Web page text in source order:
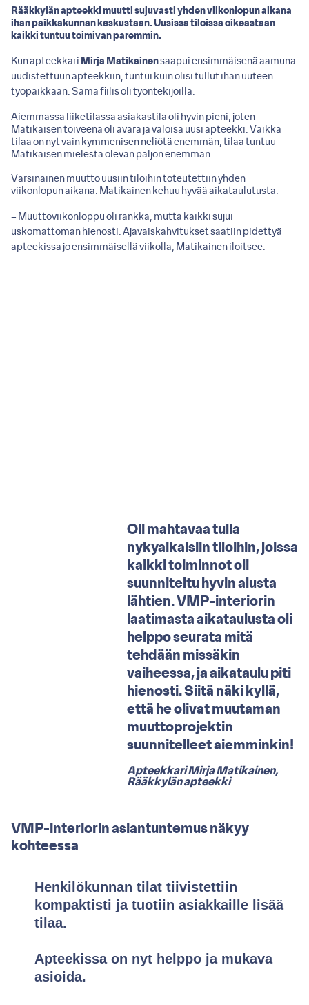
Rääkkylän apteekki muutti sujuvasti yhden viikonlopun aikana
ihan paikkakunnan keskustaan. Uusissa tiloissa oikeastaan
kaikki tuntuu toimivan paremmin.
Kun apteekkari Mirja Matikainensaapui ensimmäisenä aamuna
uudistettuun apteekkiin, tuntui kuin olisi tullut ihan uuteen
työpaikkaan. Sama fiilis oli työntekijöillä.
Aiemmassa liiketilassa asiakastila oli hyvin pieni, joten
Matikaisen toiveena oli avara ja valoisa uusi apteekki. Vaikka
tilaa on nyt vain kymmenisen neliötä enemmän, tilaa tuntuu
Matikaisen mielestä olevan paljon enemmän.
Varsinainen muutto uusiin tiloihin toteutettiin yhden
viikonlopun aikana. Matikainen kehuu hyvää aikataulutusta.
– Muuttoviikonloppu oli rankka, mutta kaikki sujui
uskomattoman hienosti. Ajavaiskahvitukset saatiin pidettyä
apteekissa jo ensimmäisellä viikolla, Matikainen iloitsee.
Oli mahtavaa tulla
nykyaikaisiin tiloihin, joissa
kaikki toiminnot oli
suunniteltu hyvin alusta
lähtien. VMP-interiorin
laatimasta aikataulusta oli
helppo seurata mitä
tehdään missäkin
vaiheessa, ja aikataulu piti
hienosti. Siitä näki kyllä,
että he olivat muutaman
muuttoprojektin
suunnitelleet aiemminkin!
Apteekkari Mirja Matikainen,
Rääkkylän apteekki
VMP-interiorin asiantuntemus näkyy
kohteessa
Henkilökunnan tilat tiivistettiin
kompaktisti ja tuotiin asiakkaille lisää
tilaa.
Apteekissa on nyt helppo ja mukava
asioida.